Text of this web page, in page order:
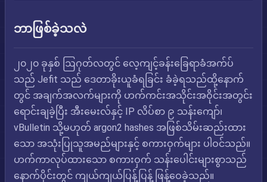
ဘာဖြစ်ခဲ့သလဲ
၂၀၂၀ ခုနှစ် ဩဂုတ်လတွင် လေ့ကျင့်ခန်းခြေရာခံအက်ပ်
သည် Jefit သည် ဒေတာခိုးယူခံရခြင်း ခံခဲ့ရသည်ထို့နောက်
တွင် အချက်အလက်များကို ဟက်ကင်းအသိုင်းအဝိုင်းအတွင်း
ရောင်းချခဲ့ပြီး အီးမေးလ်နှင့် IP လိပ်စာ ၉ သန်းကျော်၊
vBulletin သို့မဟုတ် argon2 hashes အဖြစ်သိမ်းဆည်းထား
သော အသုံးပြုသူအမည်များနှင့် စကားဝှက်များ ပါဝင်သည်။
ဟက်ကာလုပ်ထားသော စကားဝှက် သန်းပေါင်းများစွာသည်
နောက်ပိုင်းတွင် ကျယ်ကျယ်ပြန့်ပြန့် ဖြန့်ဝေခဲ့သည်။